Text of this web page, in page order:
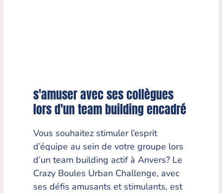
s'amuser avec ses collègues
lors d'un team building encadré
Vous souhaitez stimuler l’esprit
d’équipe au sein de votre groupe lors
d’un team building actif à Anvers? Le
Crazy Boules Urban Challenge, avec
ses défis amusants et stimulants, est